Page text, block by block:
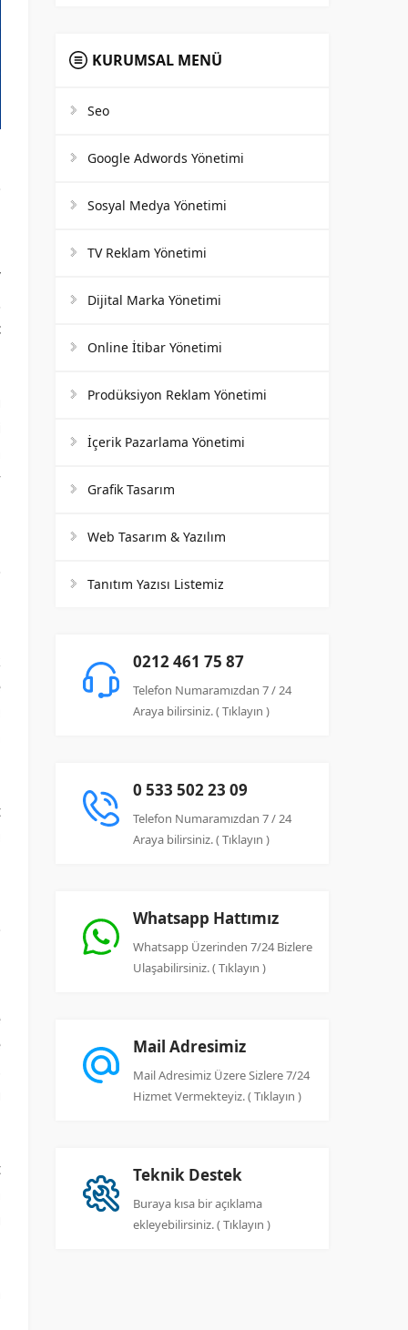
KURUMSAL MENÜ
Seo
Google Adwords Yönetimi
Sosyal Medya Yönetimi
TV Reklam Yönetimi
Dijital Marka Yönetimi
Online İtibar Yönetimi
Prodüksiyon Reklam Yönetimi
İçerik Pazarlama Yönetimi
Grafik Tasarım
Web Tasarım & Yazılım
Tanıtım Yazısı Listemiz
0212 461 75 87
Telefon Numaramızdan 7 / 24
Araya bilirsiniz. ( Tıklayın )
0 533 502 23 09
Telefon Numaramızdan 7 / 24
Araya bilirsiniz. ( Tıklayın )
Whatsapp Hattımız
Whatsapp Üzerinden 7/24 Bizlere
Ulaşabilirsiniz. ( Tıklayın )
Mail Adresimiz
Mail Adresimiz Üzere Sizlere 7/24
Hizmet Vermekteyiz. ( Tıklayın )
Teknik Destek
Buraya kısa bir açıklama
ekleyebilirsiniz. ( Tıklayın )